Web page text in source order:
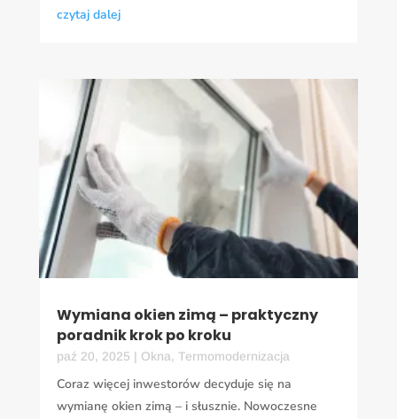
czytaj dalej
Wymiana okien zimą – praktyczny
poradnik krok po kroku
paź 20, 2025 | Okna, Termomodernizacja
Coraz więcej inwestorów decyduje się na
wymianę okien zimą – i słusznie. Nowoczesne